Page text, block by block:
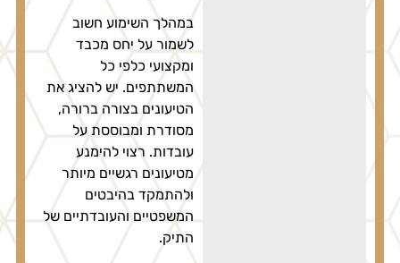
במהלך השימוע חשוב
לשמור על יחס מכבד
ומקצועי כלפי כל
המשתתפים. יש להציג את
הטיעונים בצורה ברורה,
מסודרת ומבוססת על
עובדות. רצוי להימנע
מטיעונים רגשיים מיותר
ולהתמקד בהיבטים
המשפטיים והעובדתיים של
התיק.